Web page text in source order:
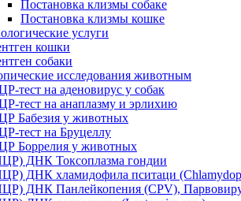
Постановка клизмы собаке
Постановка клизмы кошке
услуги
кошки
собаки
исследования животным
тест на аденовирус у собак
тест на анаплазму и эрлихию
Бабезия у животных
тест на Бруцеллу
Боррелия у животных
ДНК Токсоплазма гондии
ДНК хламидофила пситаци
ДНК Панлейкопения (CPV),